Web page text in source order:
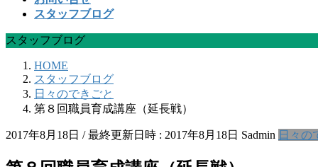
スタッフブログ
スタッフブログ
HOME
スタッフブログ
日々のできごと
第８回職員育成講座（延長戦）
2017年8月18日 / 最終更新日時 : 2017年8月18日 Sadmin 日々の